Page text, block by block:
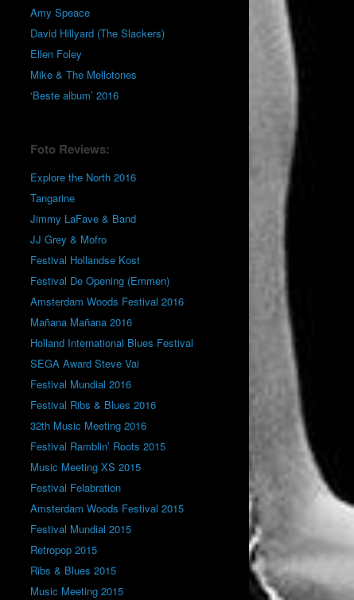
Amy Speace
David Hillyard (The Slackers)
Ellen Foley
Mike & The Mellotones
‘Beste album’ 2016
Foto Reviews:
Explore the North 2016
Tangarine
Jimmy LaFave & Band
JJ Grey & Mofro
Festival Hollandse Kost
Festival De Opening (Emmen)
Amsterdam Woods Festival 2016
Mañana Mañana 2016
Holland International Blues Festival
SEGA Award Steve Vai
Festival Mundial 2016
Festival Ribs & Blues 2016
32th Music Meeting 2016
Festival Ramblin’ Roots 2015
Music Meeting XS 2015
Festival Felabration
Amsterdam Woods Festival 2015
Festival Mundial 2015
Retropop 2015
Ribs & Blues 2015
Music Meeting 2015